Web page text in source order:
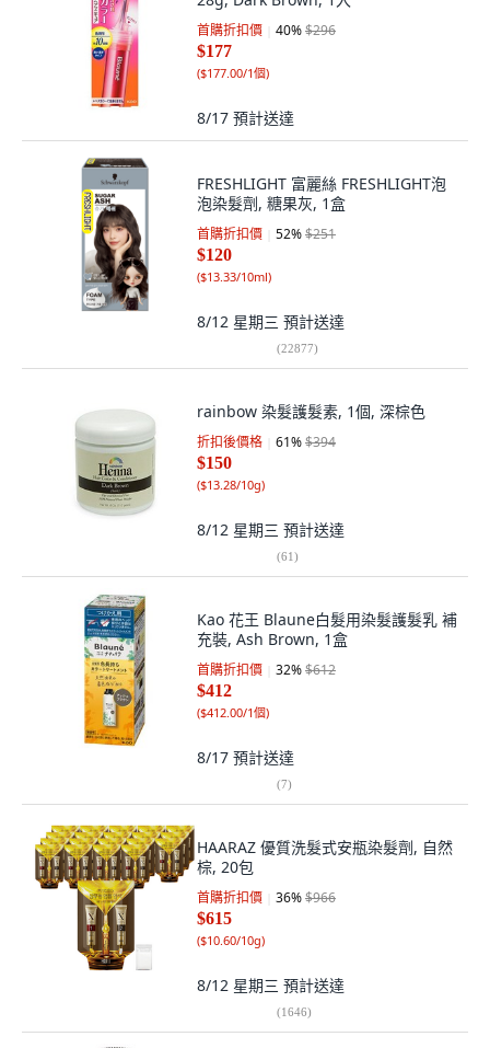
首購折扣價 40%$296
$177
($177.00/1個)
8/17 預計送達
FRESHLIGHT 富麗絲 FRESHLIGHT泡
泡染髮劑, 糖果灰, 1盒
首購折扣價 52%$251
$120
($13.33/10ml)
8/12 星期三 預計送達
(22877)
rainbow 染髮護髮素, 1個, 深棕色
折扣後價格 61%$394
$150
($13.28/10g)
8/12 星期三 預計送達
(61)
Kao 花王 Blaune白髮用染髮護髮乳 補
充裝, Ash Brown, 1盒
首購折扣價 32%$612
$412
($412.00/1個)
8/17 預計送達
(7)
HAARAZ 優質洗髮式安瓶染髮劑, 自然
棕, 20包
首購折扣價 36%$966
$615
($10.60/10g)
8/12 星期三 預計送達
(1646)